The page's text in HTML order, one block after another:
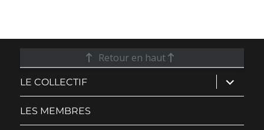
Retour en haut
LE COLLECTIF ouvrir
le
sous-
LES MEMBRES